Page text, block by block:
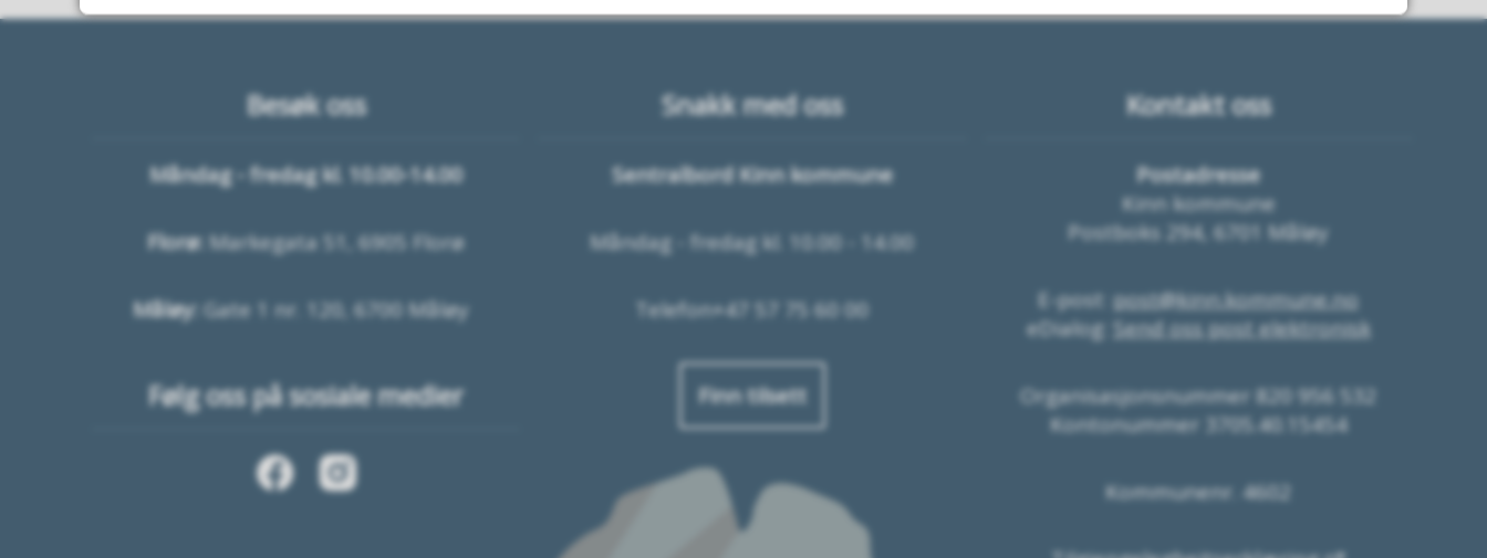
Besøk oss
Måndag - fredag kl. 10.00-14.00
Florø: Markegata 51, 6905 Florø
Måløy: Gate 1 nr. 120, 6700 Måløy
Snakk med oss
Sentralbord Kinn kommune
Måndag - fredag kl. 10.00 - 14.00
Telefon+47 57 75 60 00
Finn tilsett
Kontakt oss
Postadresse
Kinn kommune
Postboks 294, 6701 Måløy
E-post:post@kinn.kommune.no
eDialog: Send oss post elektronisk
Organisasjonsnummer 820 956 532
Kontonummer 3705.40.15454
Kommunenr. 4602
Følg oss på sosiale medier